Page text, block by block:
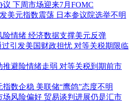
议 下周市场迎来7月FOMC
美元指数震荡 日本参议院选举不明
险情绪 经济数据支撑美元反弹
过引发美国财政担忧 对等关税期限临
推避险情绪走弱 对等关税到期前市
指数企稳 美联储“鹰鸽”态度不明
场风险偏好 贸易谈判进展仍是汇市